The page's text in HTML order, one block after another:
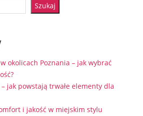
Szukaj
okolicach Poznania – jak wybrać
jak powstają trwałe elementy dla
i jakość w miejskim stylu